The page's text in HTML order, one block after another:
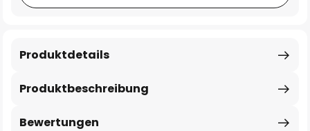
Produktbeschreibung
Produktdetails
Bewertungen